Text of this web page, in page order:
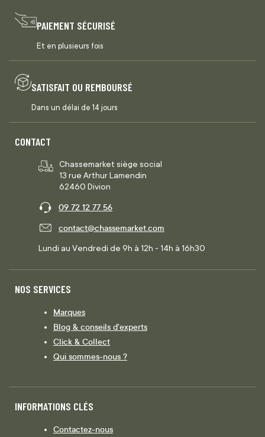
PAIEMENT SÉCURISÉ
Et en plusieurs fois
SATISFAIT OU REMBOURSÉ
Dans un délai de 14 jours
CONTACT
Chassemarket siège social
13 rue Arthur Lamendin
62460 Divion
09 72 12 77 56
contact@chassemarket.com
Lundi au Vendredi de 9h à 12h - 14h à 16h30
NOS SERVICES
Marques
Blog & conseils d'experts
Click & Collect
Qui sommes-nous ?
INFORMATIONS CLÉS
Contactez-nous